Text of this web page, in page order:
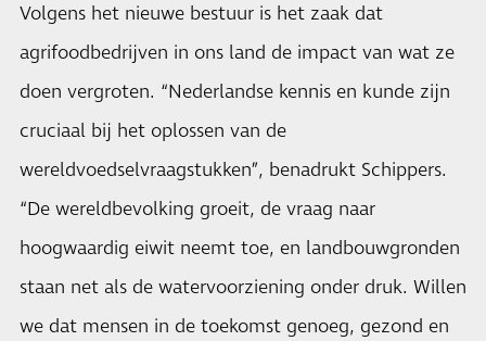
Volgens het nieuwe bestuur is het zaak dat
agrifoodbedrijven in ons land de impact van wat ze
doen vergroten. “Nederlandse kennis en kunde zijn
cruciaal bij het oplossen van de
wereldvoedselvraagstukken”, benadrukt Schippers.
“De wereldbevolking groeit, de vraag naar
hoogwaardig eiwit neemt toe, en landbouwgronden
staan net als de watervoorziening onder druk. Willen
we dat mensen in de toekomst genoeg, gezond en